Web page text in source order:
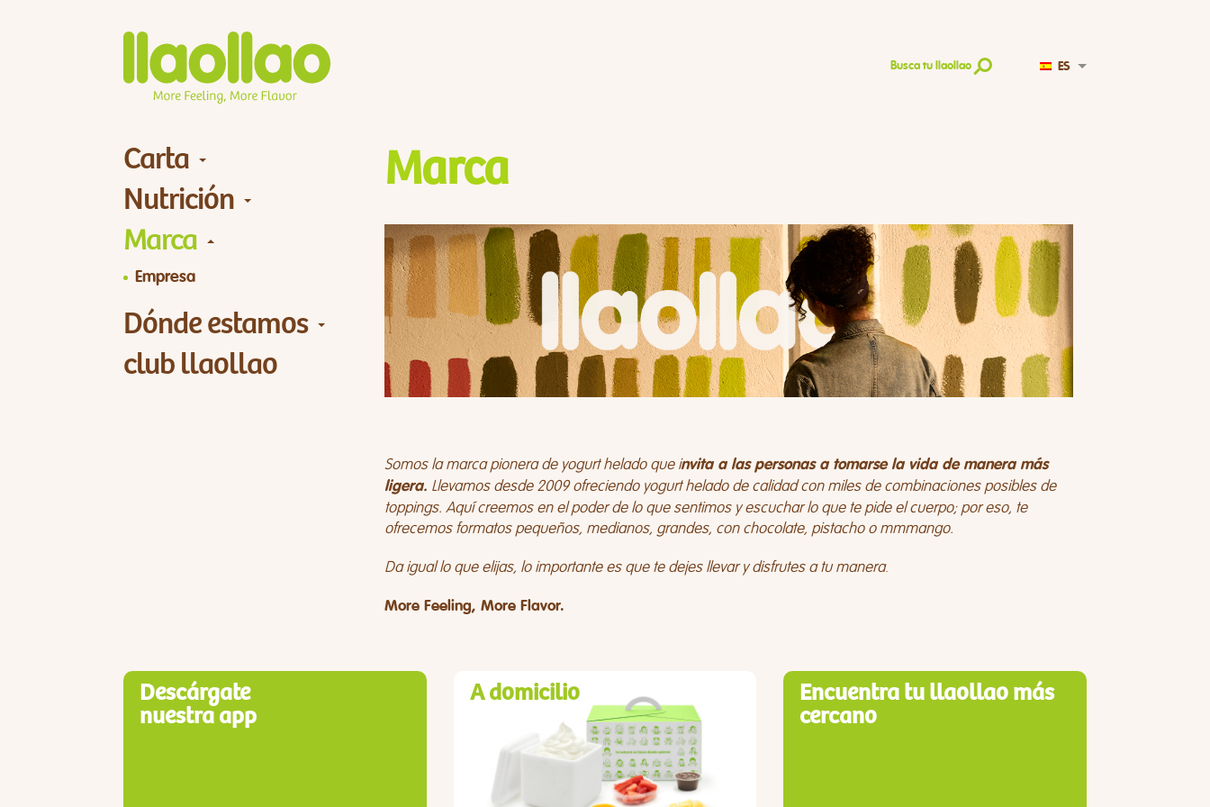
Busca tu llaollao ES
Carta
Nutrición
Marca
Empresa
Dónde estamos
club llaollao
Marca
Somos la marca pionera de yogurt helado que invita a las personas a tomarse la vida de manera más
ligera. Llevamos desde 2009 ofreciendo yogurt helado de calidad con miles de combinaciones posibles de
toppings. Aquí creemos en el poder de lo que sentimos y escuchar lo que te pide el cuerpo; por eso, te
ofrecemos formatos pequeños, medianos, grandes, con chocolate, pistacho o mmmango.
Da igual lo que elijas, lo importante es que te dejes llevar y disfrutes a tu manera.
More Feeling, More Flavor.
Descárgate
nuestra app
A domicilio
Encuentra tu llaollao más
cercano